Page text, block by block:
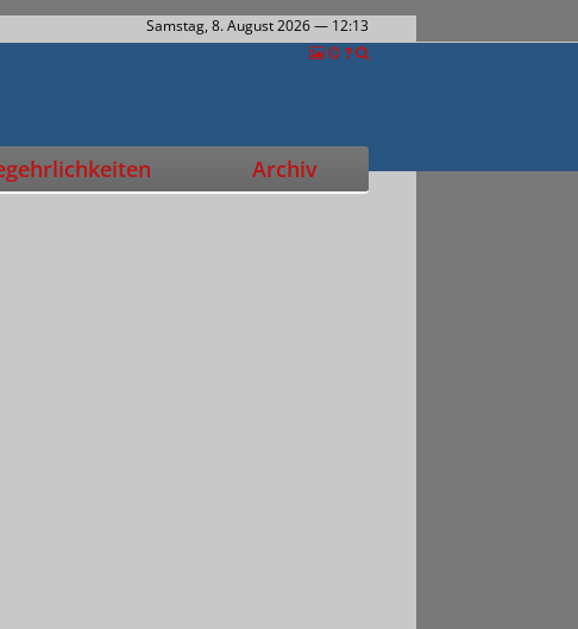
Samstag, 8. August 2026— 12:13
Archiv